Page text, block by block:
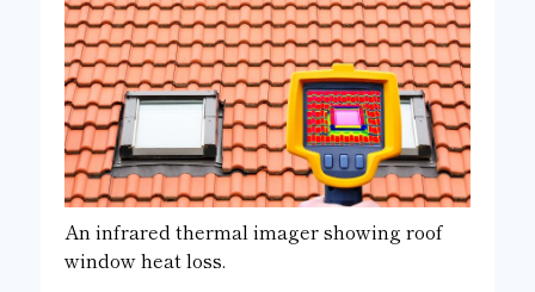
An infrared thermal imager showing roof
window heat loss.